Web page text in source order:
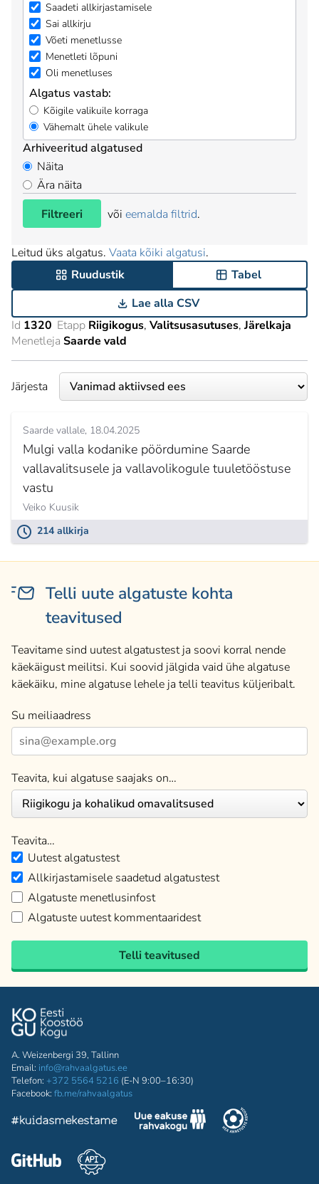
Saadeti allkirjastamisele
Sai allkirju
Võeti menetlusse
Menetleti lõpuni
Oli menetluses
Algatus vastab:
Kõigile valikuile korraga
Vähemalt ühele valikule
Arhiveeritud algatused
Näita
Ära näita
Filtreeri
või eemalda filtrid.
Leitud üks algatus. Vaata kõiki algatusi.
Ruudustik
Tabel
Lae alla CSV
Id 1320 Etapp Riigikogus Valitsusasutuses Järelkaja
Menetleja Saarde vald
Järjesta
Saarde vallale 18.04.2025
Mulgi valla kodanike pöördumine Saarde
vallavalitsusele ja vallavolikogule tuuletööstuse
vastu
Veiko Kuusik
214 allkirja
Telli uute algatuste kohta
teavitused
Teavitame sind uutest algatustest ja soovi korral nende
käekäigust meilitsi. Kui soovid jälgida vaid ühe algatuse
käekäiku, mine algatuse lehele ja telli teavitus küljeribalt.
Su meiliaadress
Teavita, kui algatuse saajaks on…
Teavita…
Uutest algatustest
Allkirjastamisele saadetud algatustest
Algatuste menetlusinfost
Algatuste uutest kommentaaridest
Telli teavitused
A. Weizenbergi 39, Tallinn
Email: info@rahvaalgatus.ee
Telefon: +372 5564 5216 (E-N 9:00–16:30)
Facebook: fb.me/rahvaalgatus